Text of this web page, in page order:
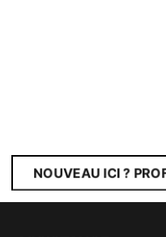
NOUVEAU ICI ?